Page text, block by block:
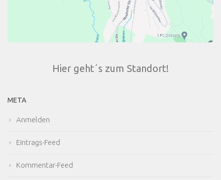
Hier geht´s zum Standort!
META
Anmelden
Eintrags-Feed
Kommentar-Feed